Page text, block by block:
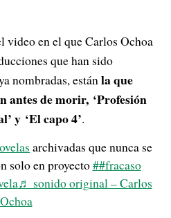
video en el que Carlos Ochoa
que han sido
nombradas, estánla que
antes de morir, ‘Profesión
y ‘El capo 4’.
archivadas que nunca se
solo en proyecto##fracaso
♬ sonido original – Carlos
Ochoa